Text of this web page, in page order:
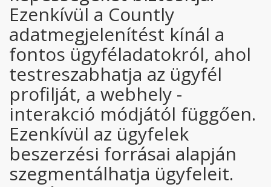
Ezenkívül a Countly
adatmegjelenítést kínál a
fontos ügyféladatokról, ahol
testreszabhatja az ügyfél
profilját, a webhely -
interakció módjától függően.
Ezenkívül az ügyfelek
beszerzési forrásai alapján
szegmentálhatja ügyfeleit.